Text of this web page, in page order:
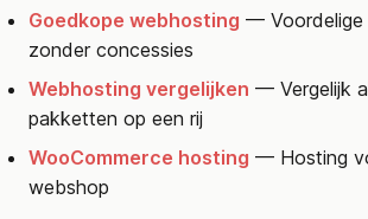
Goedkope webhosting — Voordelige
zonder concessies
Webhosting vergelijken — Vergelijk
pakketten op een rij
WooCommerce hosting — Hosting
webshop